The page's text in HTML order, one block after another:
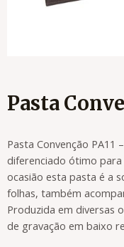
Pasta
Pasta Convenção PA11
diferenciado ótimo para
ocasião esta pasta é a
folhas, também
Produzida em diversas
de gravação em baixo